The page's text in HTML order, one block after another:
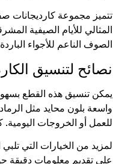
تتميز مجموعة كارديجانات
المثالي للأيام الصيفية
الصوف الناعم للأجواء
نصائح لتنسيق
يمكن تنسيق هذه القطع
واسعة بلون محايد مثل
للعمل أو الخروجات
لمزيد من الخيارات التي
على تقديم معلومات دقيقة